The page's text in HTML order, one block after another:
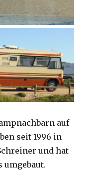
auf
seit 1996 in
und hat
umgebaut.